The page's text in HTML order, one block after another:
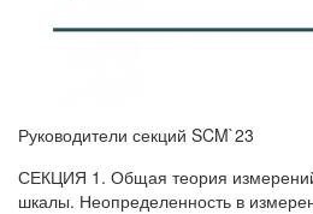
Руководители секций SCM`23
СЕКЦИЯ 1. Общая теория
шкалы. Неопределенность в